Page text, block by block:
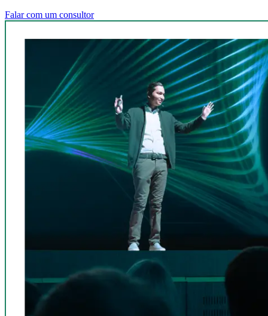
Falar com um consultor